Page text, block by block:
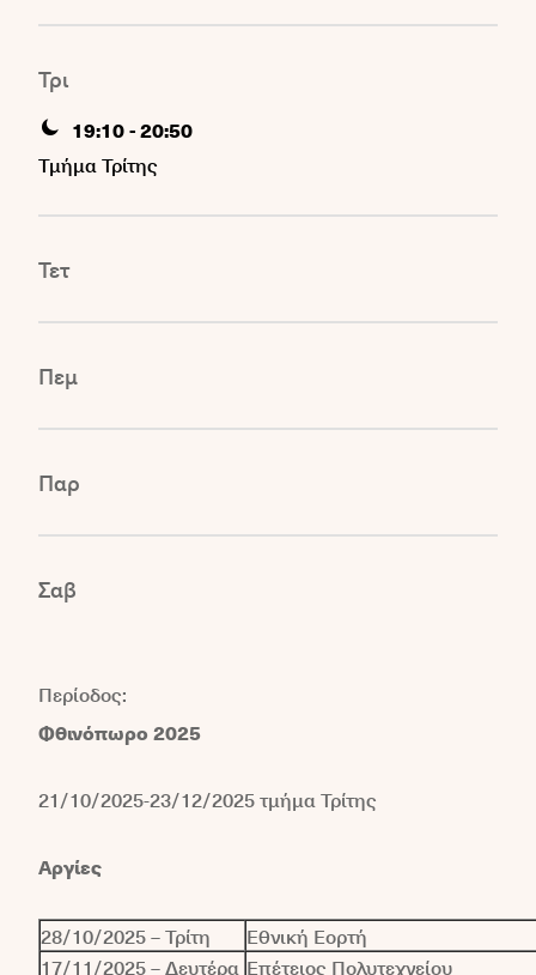
Τρι
19:10-20:50
Τμήμα Τρίτης
Τετ
Πεμ
Παρ
Σαβ
Περίοδος:
Φθινόπωρο 2025
21/10/2025-23/12/2025 τμήμα Τρίτης
Αργίες
28/10/2025 – Τρίτη
Εθνική Εορτή
17/11/2025 – Δευτέρα Επέτειος Πολυτεχνείου